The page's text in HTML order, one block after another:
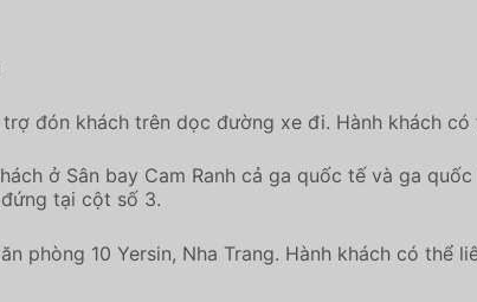
đón khách trên dọc đường xe đi. Hành khách
ở Sân bay Cam Ranh cả ga quốc tế và ga
tại cột số 3.
phòng 10 Yersin, Nha Trang. Hành khách có